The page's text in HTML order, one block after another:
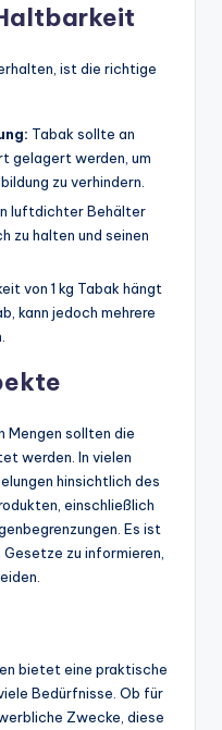
ist die richtige
Tabak sollte an
gelagert werden, um
zu verhindern.
luftdichter Behälter
zu halten und seinen
von 1 kg Tabak hängt
kann jedoch mehrere
Mengen sollten die
werden. In vielen
hinsichtlich des
einschließlich
Es ist
zu informieren,
bietet eine praktische
Bedürfnisse. Ob für
Zwecke, diese